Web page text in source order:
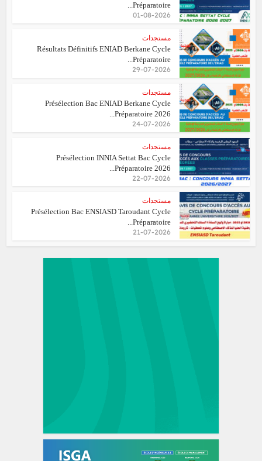
Préparatoire...
01-08-2026
مستجدات
Résultats Définitifs ENIAD Berkane Cycle
Préparatoire...
29-07-2026
مستجدات
Présélection Bac ENIAD Berkane Cycle
Préparatoire 2026...
24-07-2026
مستجدات
Présélection INNIA Settat Bac Cycle
Préparatoire 2026...
22-07-2026
مستجدات
Présélection Bac ENSIASD Taroudant Cycle
Préparatoire...
21-07-2026